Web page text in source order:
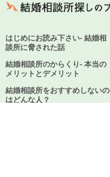
はじめにお読み下さい- 結婚相
談所に脅された話
結婚相談所のからくり- 本当の
メリットとデメリット
結婚相談所をおすすめしないの
はどんな人？